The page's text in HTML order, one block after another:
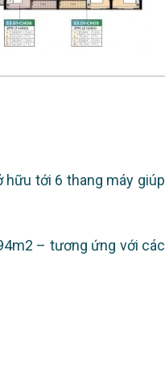
tới 6 thang máy giúp
– tương ứng với các